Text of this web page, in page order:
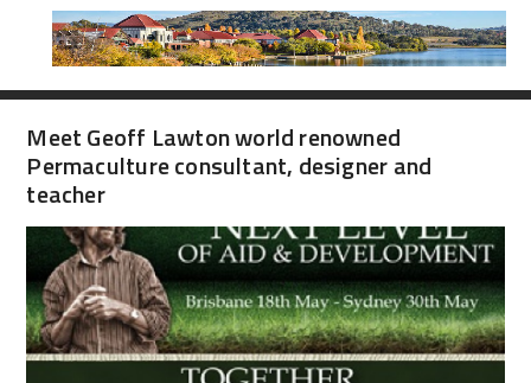
Meet Geoff Lawton world renowned
Permaculture consultant, designer and
teacher